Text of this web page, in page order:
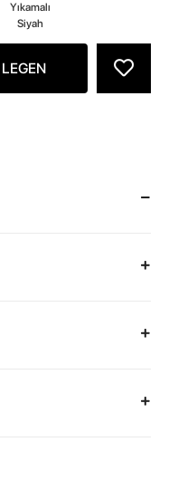
Yıkamalı
Siyah